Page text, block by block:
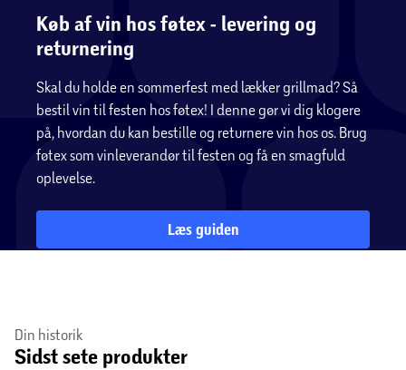
Køb af vin hos føtex - levering og
returnering
Skal du holde en sommerfest med lækker grillmad? Så
bestil vin til festen hos føtex! I denne gør vi dig klogere
på, hvordan du kan bestille og returnere vin hos os. Brug
føtex som vinleverandør til festen og få en smagfuld
oplevelse.
Læs guiden
Din historik
Sidst sete produkter